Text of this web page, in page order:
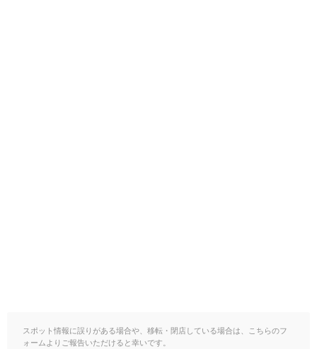
スポット情報に誤りがある場合や、移転・閉店している場合は、こちらのフ
ォームよりご報告いただけると幸いです。